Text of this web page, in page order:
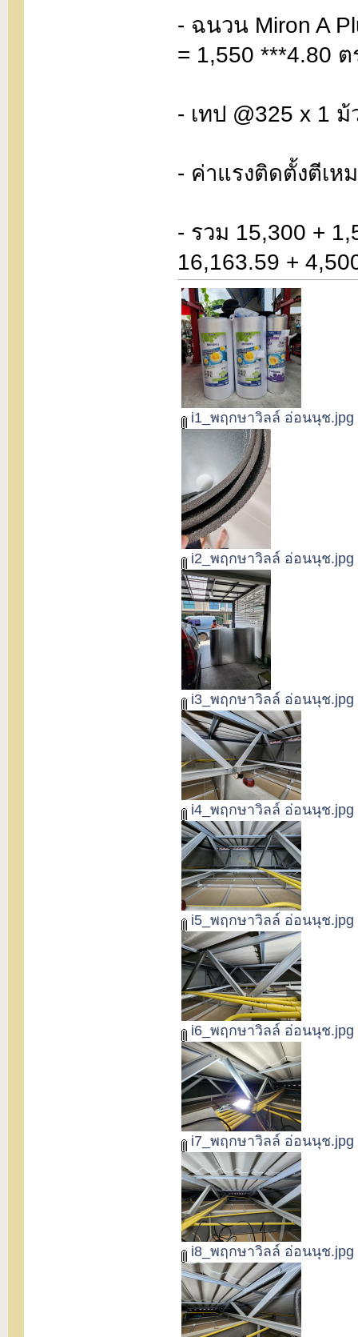
- ฉนวน Miron A
= 1,550 ***4.80
- เทป @325 x 1
- ค่าแรงติดตั้งตีเห
- รวม 15,300 +
16,163.59 +
i1_พฤกษาวิลล์ อ่อนนุช.jpg
i2_พฤกษาวิลล์ อ่อนนุช.jpg
i3_พฤกษาวิลล์ อ่อนนุช.jpg
i4_พฤกษาวิลล์ อ่อนนุช.jpg
i5_พฤกษาวิลล์ อ่อนนุช.jpg
i6_พฤกษาวิลล์ อ่อนนุช.jpg
i7_พฤกษาวิลล์ อ่อนนุช.jpg
i8_พฤกษาวิลล์ อ่อนนุช.jpg